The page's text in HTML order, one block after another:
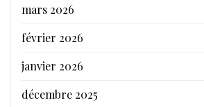
mars 2026
février 2026
janvier 2026
décembre 2025